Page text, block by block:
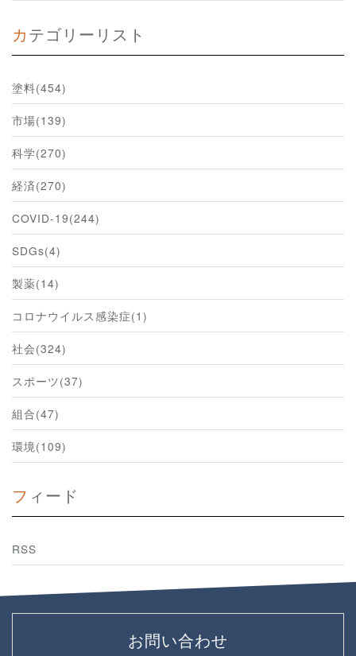
カテゴリーリスト
塗料(454)
市場(139)
科学(270)
経済(270)
COVID-19(244)
SDGs(4)
製薬(14)
コロナウイルス感染症(1)
社会(324)
スポーツ(37)
組合(47)
環境(109)
フィード
RSS
お問い合わせ